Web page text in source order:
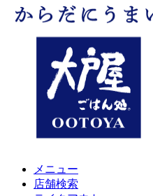
メニュー
店舗検索